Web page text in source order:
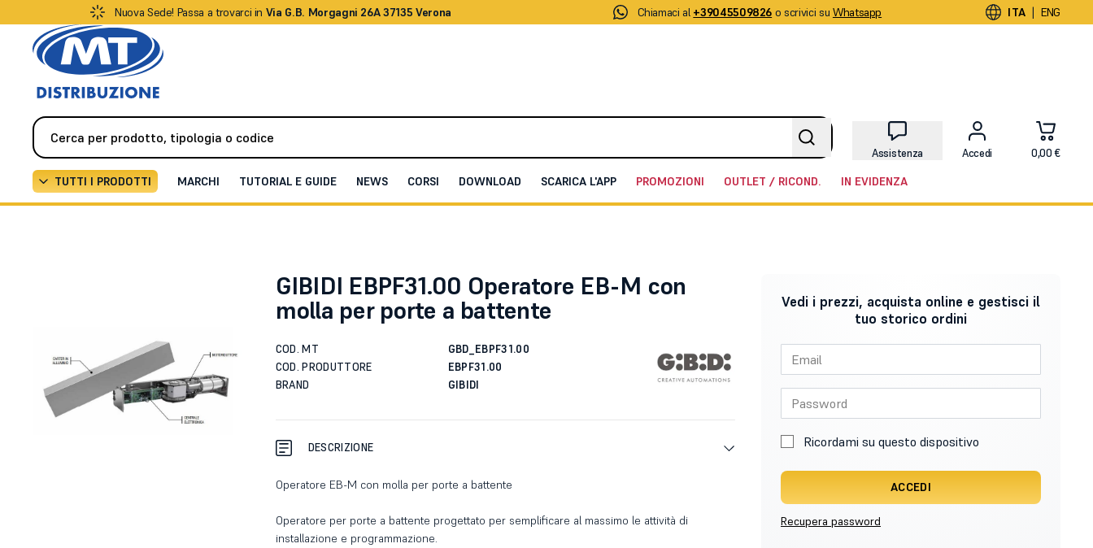
Nuova Sede! Passa a trovarci in Via G.B. Morgagni 26A 37135 Verona Chiamaci al +39045509826 o scrivici su Whatsapp ITA | ENG
Assistenza Accedi 0,00 €
TUTTI I PRODOTTI MARCHI TUTORIAL E GUIDE NEWS CORSI DOWNLOAD SCARICA L'APP PROMOZIONI OUTLET / RICOND. IN EVIDENZA
GIBIDI EBPF31.00 Operatore EB-M con
molla per porte a battente
COD. MT
GBD_EBPF31.00
COD. PRODUTTORE
EBPF31.00
BRAND
GIBIDI
DESCRIZIONE
Operatore EB-M con molla per porte a battente
Operatore per porte a battente progettato per semplificare al massimo le attività di
installazione e programmazione.
Vedi i prezzi, acquista online e gestisci il
tuo storico ordini
Ricordami su questo dispositivo
ACCEDI
Recupera password